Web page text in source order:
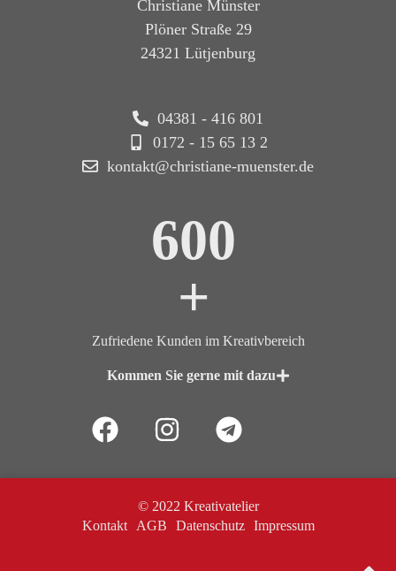
Christiane Münster
Plöner Straße 29
24321 Lütjenburg
04381 - 416 801
0172 - 15 65 13 2
kontakt@christiane-muenster.de
600
+
Zufriedene Kunden im Kreativbereich
Kommen Sie gerne mit dazu
© 2022 Kreativatelier
Kontakt
AGB Datenschutz Impressum